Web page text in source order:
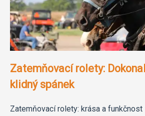
Zatemňovací rolety:
klidný spánek
Zatemňovací rolety: krása a funkčnost